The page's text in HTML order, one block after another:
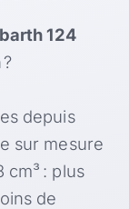
124
?
depuis
sur mesure
cm³ : plus
de